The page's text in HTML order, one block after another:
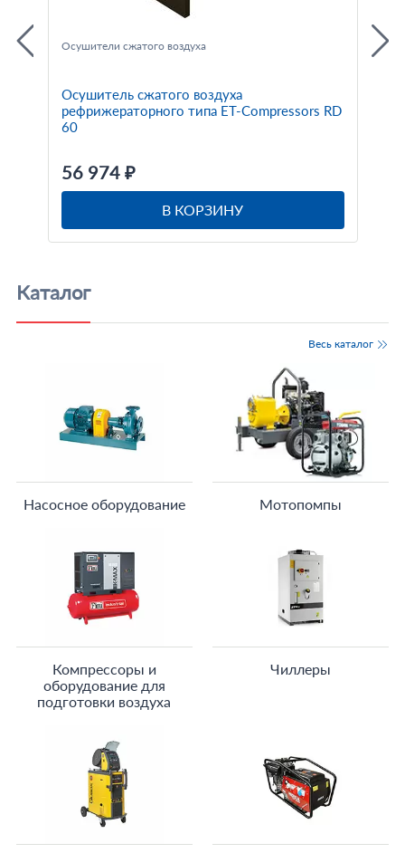
Осушители сжатого воздуха
Осушитель сжатого воздуха
рефрижераторного типа ET-Compressors RD
60
56 974 ₽
В КОРЗИНУ
Каталог
Весь каталог
Насосное оборудование Мотопомпы
Компрессоры и
оборудование для
подготовки воздуха
Чиллеры